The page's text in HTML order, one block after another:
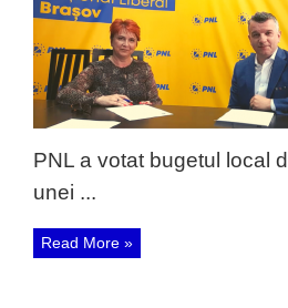
Ciprian
Sterpu,
discuție
deschisă
despre
propunerilor
liberalilor
săceleni
vor
PNL a votat bugetul local
unei ...
Read More »